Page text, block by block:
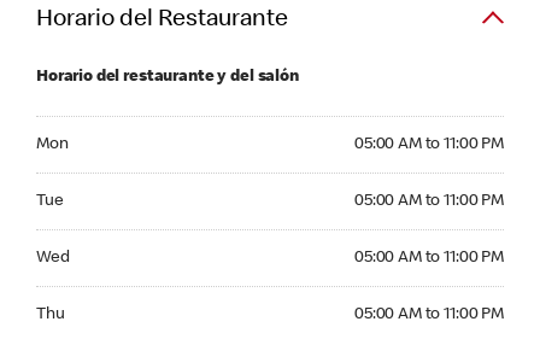
Horario del Restaurante
Horario del restaurante y del salón
Mon 05:00 AM to 11:00 PM
Tue 05:00 AM to 11:00 PM
Wed 05:00 AM to 11:00 PM
Thu 05:00 AM to 11:00 PM